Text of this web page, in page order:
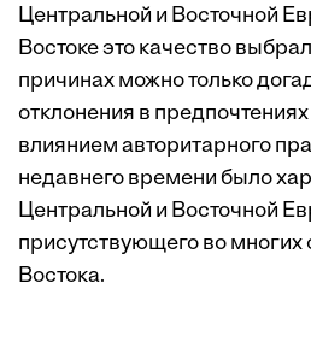
Центральной и Восточной
Востоке это качество
причинах можно только
отклонения в
влиянием авторитарного
недавнего времени было
Центральной и Восточной
присутствующего во многих
Востока.